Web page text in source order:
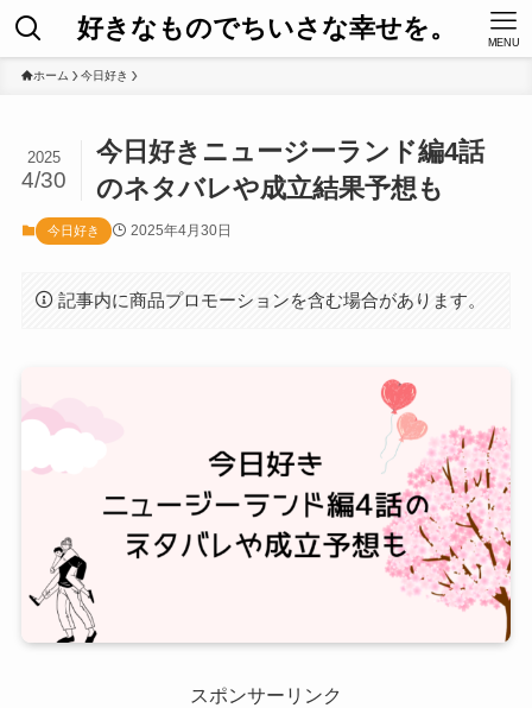
好きなものでちいさな幸せを。 MENU
ホーム 今日好き
今日好きニュージーランド編4話
のネタバレや成立結果予想も
2025
4/30
今日好き 2025年4月30日
記事内に商品プロモーションを含む場合があります。
スポンサーリンク